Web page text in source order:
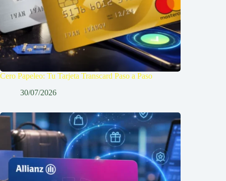
Cero Papeleo: Tu Tarjeta Transcard Paso a Paso
30/07/2026